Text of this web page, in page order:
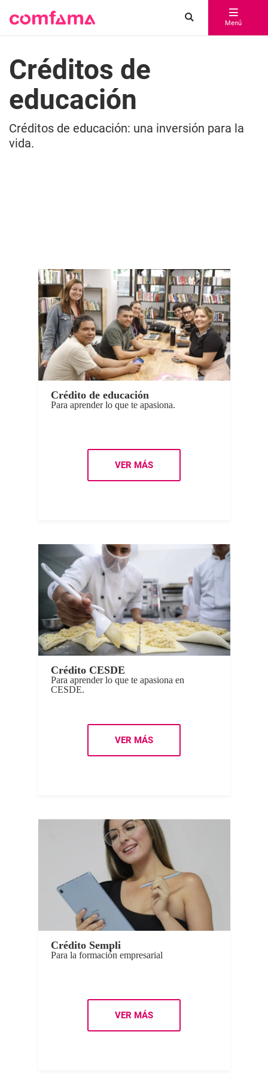
Menú
Créditos de
educación
Créditos de educación: una inversión para la
vida.
Crédito de educación
Para aprender lo que te apasiona.
VER MÁS
Crédito CESDE
Para aprender lo que te apasiona en
CESDE.
VER MÁS
Crédito Sempli
Para la formación empresarial
VER MÁS